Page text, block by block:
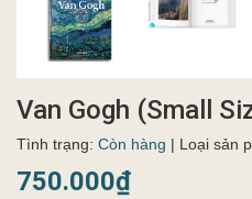
Van Gogh (Small
Tình trạng: Còn hàng | Loại sản
750.000₫